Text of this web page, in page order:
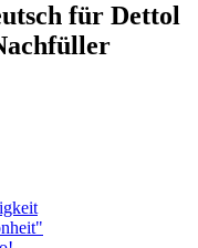
für Dettol